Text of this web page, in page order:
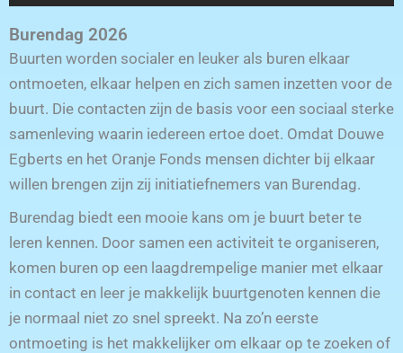
Burendag 2026
Buurten worden socialer en leuker als buren elkaar
ontmoeten, elkaar helpen en zich samen inzetten voor de
buurt. Die contacten zijn de basis voor een sociaal sterke
samenleving waarin iedereen ertoe doet. Omdat Douwe
Egberts en het Oranje Fonds mensen dichter bij elkaar
willen brengen zijn zij initiatiefnemers van Burendag.
Burendag biedt een mooie kans om je buurt beter te
leren kennen. Door samen een activiteit te organiseren,
komen buren op een laagdrempelige manier met elkaar
in contact en leer je makkelijk buurtgenoten kennen die
je normaal niet zo snel spreekt. Na zo’n eerste
ontmoeting is het makkelijker om elkaar op te zoeken of